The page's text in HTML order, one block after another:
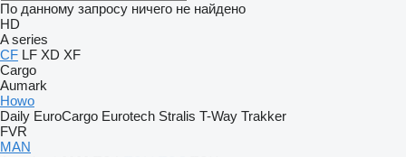
По данному запросу ничего не найдено
HD
A series
CF LF XD XF
Cargo
Aumark
Howo
Daily EuroCargo Eurotech Stralis T-Way Trakker
FVR
MAN